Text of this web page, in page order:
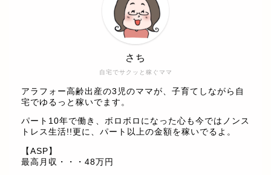
自宅でサクッと稼ぐママ
さち
アラフォー高齢出産の3児のママが、子育てしながら自
宅でゆるっと稼いでます。
パート10年で働き、ボロボロになった心も今ではノンス
トレス生活!!更に、パート以上の金額を稼いでるよ。
【ASP】
最高月収・・・48万円